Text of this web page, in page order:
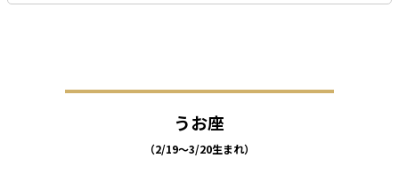
うお座
（2/19～3/20生まれ）